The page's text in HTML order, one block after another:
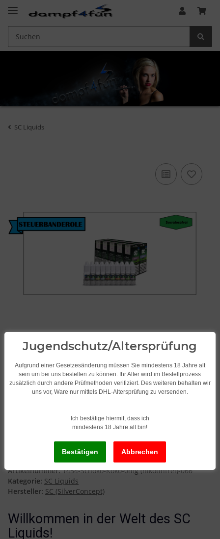
SC Liquids
verschiedene
Geschmacksrichtungen Schoko-
Koko 0mg (nikotinfrei)
Artikelnummer:1454-Schoko-Koko-0mg (nikotinfrei)-066
Kategorie: SC Liquids
Hersteller: SC (SilverConcept)
Willkommen in der Welt des SC
Liquids!
Jugendschutz/Altersprüfung
Aufgrund einer Gesetzesänderung müssen Sie mindestens 18 Jahre alt
sein um bei uns bestellen zu können. Ihr Alter wird im Bestellprozess
zusätzlich durch andere Prüfmethoden verifiziert. Des weiteren behalten wir
uns vor, Ware nur mittels DHL-Altersprüfung zu versenden.
Ich bestätige hiermit, dass ich
mindestens 18 Jahre alt bin!